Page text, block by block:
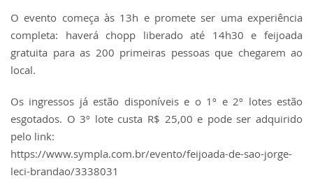
O evento começa às 13h e promete ser uma experiência
completa: haverá chopp liberado até 14h30 e feijoada
gratuita para as 200 primeiras pessoas que chegarem ao
local.
Os ingressos já estão disponíveis e o 1º e 2º lotes estão
esgotados. O 3º lote custa R$ 25,00 e pode ser adquirido
pelo link:
https://www.sympla.com.br/evento/feijoada-de-sao-jorge-
leci-brandao/3338031